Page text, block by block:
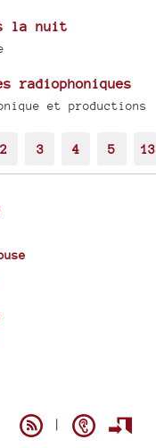
la nuit
radiophoniques
et productions
2 3 4 5 13
|